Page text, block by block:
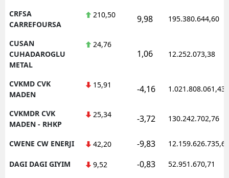
CRFSA
CARREFOURSA
210,50 9,98 195.380.644,60
CUSAN
CUHADAROGLU
METAL
24,76
1,06 12.252.073,38
CVKMD CVK
MADEN
15,91 -4,16 1.021.808.061,43
CVKMDR CVK
MADEN - RHKP
25,34 -3,72 130.242.702,76
CWENE CW ENERJI 42,20 -9,83 12.159.626.735,62
DAGI DAGI GIYIM 9,52 -0,83 52.951.670,71